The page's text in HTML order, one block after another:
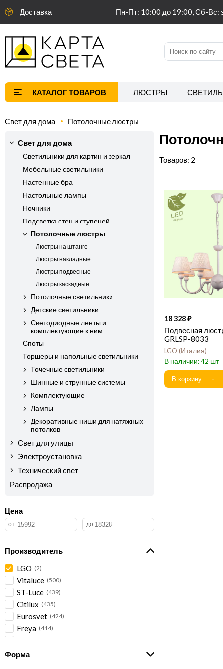
Доставка Пн-Пт: 10:00 до 19:00, Сб-Вс:
ЛЮСТРЫ
Свет для дома Потолочные люстры
Свет для дома
Светильники для картин и зеркал
Мебельные светильники
Настенные бра
Настольные лампы
Ночники
Подсветка стен и ступеней
Потолочные люстры
Люстры на штанге
Люстры накладные
Люстры подвесные
Люстры каскадные
Потолочные светильники
Детские светильники
Светодиодные ленты и
комплектующие к ним
Споты
Торшеры и напольные светильники
Точечные светильники
Шинные и струнные системы
Комплектующие
Лампы
Декоративные ниши для натяжных
потолков
Свет для улицы
Электроустановка
Технический свет
Распродажа
Цена
Производитель
LGO
2
Vitaluce 500
ST-Luce 439
Citilux 435
Eurosvet 424
Freya 414
Ambrella Light
Форма
2
18 328
Подвесная
GRLSP-8033
LGO Италия
42